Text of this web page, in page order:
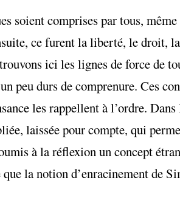
soient comprises par tous,
ce furent la liberté, le droit,
ici les lignes de force de
peu durs de comprenure. Ces
les rappellent à l’ordre.
laissée pour compte, qui
à la réflexion un concept
la notion d’enracinement de